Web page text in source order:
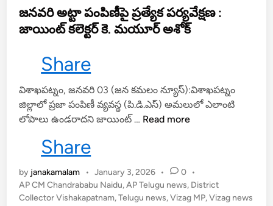
గా
ఉ
ద్యో
అ
కా
శా
లు
e
d
జనవరి అట్టా పంపిణీపై ప్రత్యేక పర్యవేక్షణ :
జాయింట్ కలెక్టర్ కె. మయూర్ అశోక్
Share
విశాఖపట్నం, జనవరి 03 (జన కమలం న్యూస్):విశాఖపట్నం
జిల్లాలో ప్రజా పంపిణీ వ్యవస్థ (పి.డి.ఎస్) అమలులో ఎలాంటి
లోపాలు ఉండరాదని జాయింట్ … జ
అ
Read more
Share
by janakamalam • January 3, 2026 • 0 •
AP CM Chandrababu Naidu,AP Telugu news, District
Collector Vishakapatnam,Telugu news,Vizag MP,Vizag news